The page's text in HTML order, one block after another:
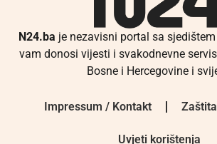
N24.ba je nezavisni portal sa
vam donosi vijesti i svakodnevne
Bosne i Hercegovine i
Impressum / Kontakt
Uvjeti korištenja